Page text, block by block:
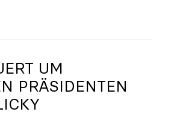
uniko irritiert über
UM
PRÄSIDENTEN